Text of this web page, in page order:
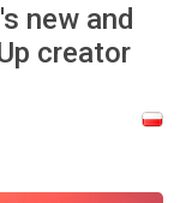
new and
creator